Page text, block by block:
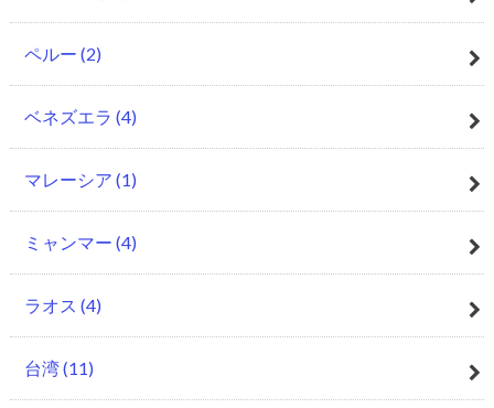
ペルー (2)
ベネズエラ (4)
マレーシア (1)
ミャンマー (4)
ラオス (4)
台湾(11)